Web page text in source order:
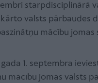
starpdisciplinārā
valsts pārbaudes
mācību jomas
gada 1. septembra
mācību jomas valsts